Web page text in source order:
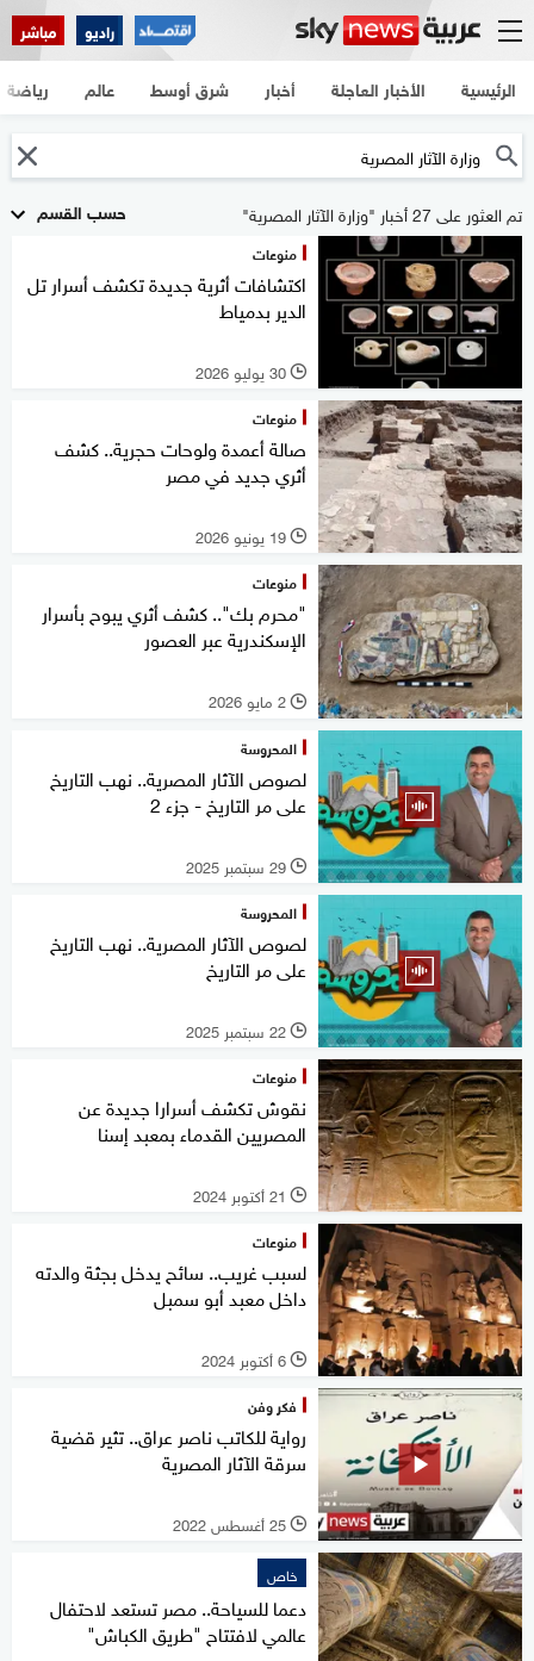
راديو مباشر
الرئيسية الأخبار العاجلة أخبار شرق أوسط عالم رياضة
حسب القسم تم العثور على 27 أخبار "وزارة الآثار المصرية"
منوعات
اكتشافات أثرية جديدة تكشف أسرار تل
الدير بدمياط
l 30 يوليو 2026
منوعات
صالة أعمدة ولوحات حجرية.. كشف
أثري جديد في مصر
l 19 يونيو 2026
منوعات
"محرم بك".. كشف أثري يبوح بأسرار
الإسكندرية عبر العصور
l 2 مايو 2026
المحروسة
لصوص الآثار المصرية.. نهب التاريخ
على مر التاريخ - جزء 2
l 29 سبتمبر 2025
المحروسة
لصوص الآثار المصرية.. نهب التاريخ
على مر التاريخ
l 22 سبتمبر 2025
منوعات
نقوش تكشف أسرارا جديدة عن
المصريين القدماء بمعبد إسنا
l 21 أكتوبر 2024
منوعات
لسبب غريب.. سائح يدخل بجثة والدته
داخل معبد أبو سمبل
l 6 أكتوبر 2024
فكر وفن
رواية للكاتب ناصر عراق.. تثير قضية
سرقة الآثار المصرية
l 25 أغسطس 2022
خاص
دعما للسياحة.. مصر تستعد لاحتفال
عالمي لافتتاح "طريق الكباش"